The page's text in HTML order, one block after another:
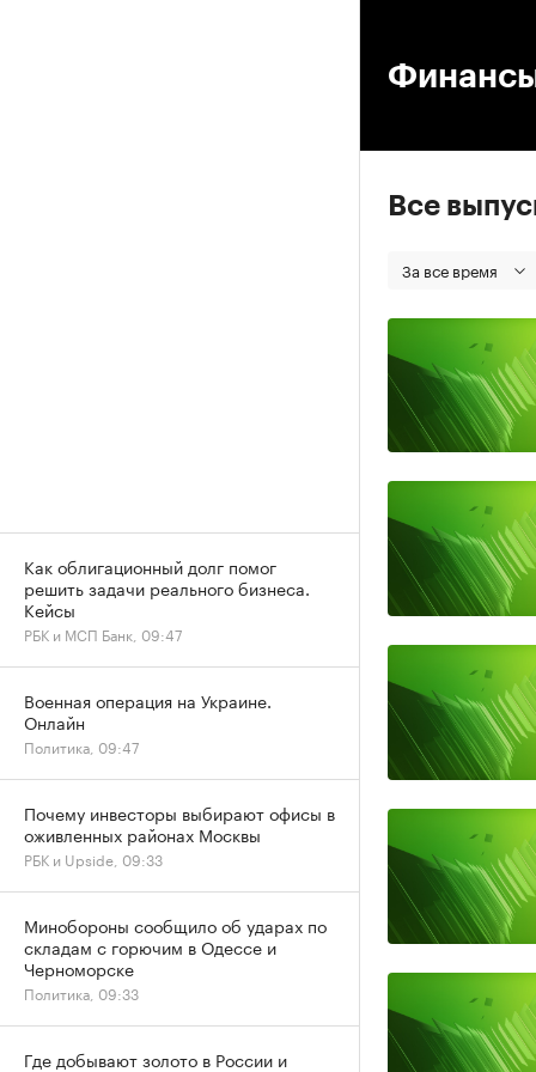
Все
За все время
Как облигационный долг помог
решить задачи реального бизнеса.
Кейсы
РБК и МСП Банк, 09:47
Военная операция на Украине.
Онлайн
Политика, 09:47
Почему инвесторы выбирают офисы в
оживленных районах Москвы
РБК и Upside, 09:33
Минобороны сообщило об ударах по
складам с горючим в Одессе и
Черноморске
Политика, 09:33
Где добывают золото в России и